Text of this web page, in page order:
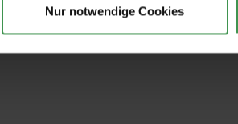
Nur notwendige Cookies